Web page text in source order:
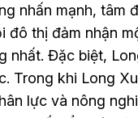
nhấn mạnh,
đô thị đảm nhận
nhất. Đặc biệt,
Trong khi Long
lực và nông